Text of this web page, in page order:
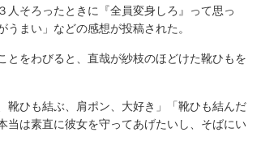
人そろったときに『全員変身しろ』って思っ
まい」などの感想が投稿された。
をわびると、直哉が紗枝のほどけた靴ひもを
ひも結ぶ、肩ポン、大好き」「靴ひも結んだ
当は素直に彼女を守ってあげたいし、そばにい